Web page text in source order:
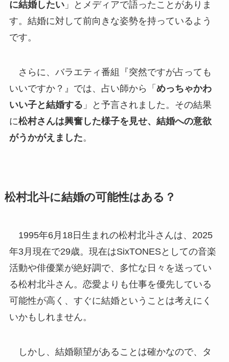
に結婚したい」とメディアで語ったことがありま
す。結婚に対して前向きな姿勢を持っているよう
です。
さらに、バラエティ番組『突然ですが占っても
いいですか？』では、占い師から「 めっちゃかわ
いい子と結婚する 」と予言されました。その結果
に松村さんは興奮した様子を見せ、結婚への意欲
がうかがえました。
松村北斗に結婚の可能性はある？
1995年6月18日生まれの松村北斗さんは、2025
年3月現在で29歳。現在はSixTONESとしての音楽
活動や俳優業が絶好調で、多忙な日々を送ってい
る松村北斗さん。恋愛よりも仕事を優先している
可能性が高く、すぐに結婚ということは考えにく
いかもしれません。
しかし、結婚願望があることは確かなので、タ